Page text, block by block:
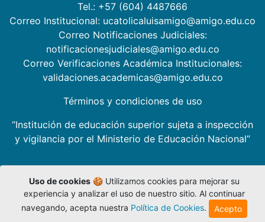
Tel.: +57 (604) 4487666
Correo Institucional: ucatolicaluisamigo@amigo.edu.co
Correo Notificaciones Judiciales:
notificacionesjudiciales@amigo.edu.co
Correo Verificaciones Académica Institucionales:
validaciones.academicas@amigo.edu.co
Términos y condiciones de uso
“Institución de educación superior sujeta a inspección
y vigilancia por el Ministerio de Educación Nacional”
Uso de cookies🍪 Utilizamos cookies para mejorar su
experiencia y analizar el uso de nuestro sitio. Al continuar
navegando, acepta nuestra Política de Cookies. Acepto